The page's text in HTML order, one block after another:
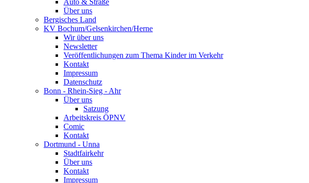
Auto & Straße
Über uns
Bergisches Land
KV Bochum/Gelsenkirchen/Herne
Wir über uns
Newsletter
Veröffentlichungen zum Thema Kinder im Verkehr
Kontakt
Impressum
Datenschutz
Bonn - Rhein-Sieg - Ahr
Über uns
Satzung
Arbeitskreis ÖPNV
Comic
Kontakt
Dortmund - Unna
Stadtfairkehr
Über uns
Kontakt
Impressum